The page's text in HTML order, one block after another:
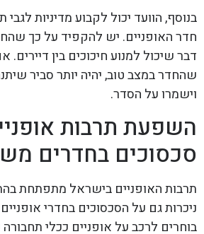
בנוסף, הוועד יכול לקבוע מדיניות לגבי
חדר האופניים. יש להקפיד על כך
דבר שיכול למנוע חיכוכים בין דיירים.
שהחדר במצב טוב, יהיה יותר סביר
וישמרו על הסדר.
השפעת תרבות
סכסוכים בחדרים
תרבות האופניים בישראל מתפתחת
ניכרות גם על הסכסוכים בחדרי
בוחרים לרכב על אופניים ככלי תחבורה